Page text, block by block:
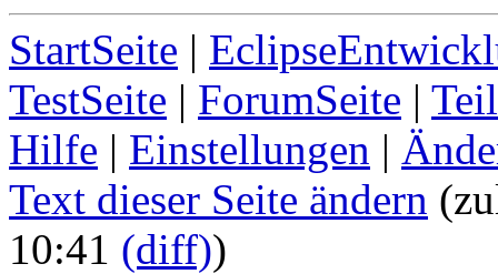
StartSeite |
TestSeite | ForumSeite |
Hilfe | Einstellungen |
Text dieser Seite ändern
10:41 (diff))